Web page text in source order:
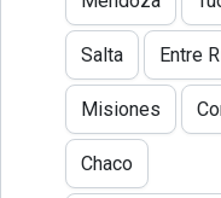
Salta Entre
Misiones
Chaco